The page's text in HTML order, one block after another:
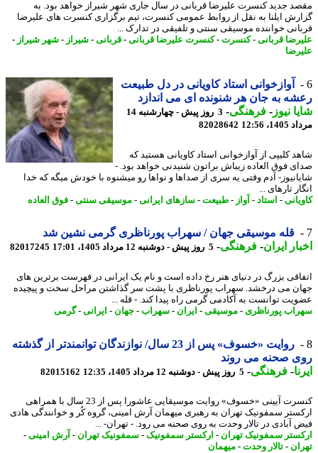
جدید کنسرت علیرضا قربانی در سال جاری شهر شیراز خواهد بود. به
ایلنا به نقل از روابط عمومی کنسرت، تیم برگزاری کنسرت های علیرضا
خواننده موسیقی سنتی و تلفیقی در تدارک ...
قربانی -کنسرت- کنسرت علیرضا قربانی -قربانی -شیراز- شهر شیراز-
آوازخوانی استاد کاویانی در دل طبیعت
به جان هر شنونده ای می اندازد
نیوز-فرهنگی-
3 روز پیش - چهارشنبه 14
12:56
82028642
کلیپی از آوازخوانی استاد کاویانی هستید که
فوق العاده زیباش براتون شنیدنی خواهد بود. -
آدم وقتی یه سری از صداها و نواها رو میشنوه با خودش میگه که خدا
تارهای ...
-استاد-آواز-طبیعت-سازهای ایرانی- موسیقی سنتی-فوق العاده
قله موسیقی جهان / سهراب پورناظری گرمی نشین شد
ایران- فرهنگی-5 روز پیش - دوشنبه 12 مرداد 1405، 17:01 82017245
بزرگ در دنیای هنر رخ داده است و نام یک ایرانی در فهرست برترین های
می درخشد. سهراب پورناظری با پشت سر گذاشتن مراحل سخت و پیچیده
توانست به آکادمی گرمی راه پیدا کند. - قله ...
پورناظری- موسیقی-ایران - سهراب- جهان-ایرانی- گرمی
روایت «خسوف» پس از 23 سال/ نوازندگان توانمندتر از گذشته
صحنه می روند
-فرهنگی-5 روز پیش - دوشنبه 12 مرداد 1405، 12:35 82015162
کنسرت آیینی «خسوف» روایت موسیقایی عاشورا پس از 23 سال با همراهی
سمفونیک تهران به رهبری میهمان آرش امینی، گروه کُر و خوانندگی هادی
آبادی در تالار وحدت به روی صحنه می رود. - تهران- ...
سمفونیک تهران- ارکستر سمفونیک-سمفونیک تهران- آرش امینی-
- تالار وحدت-میهمان